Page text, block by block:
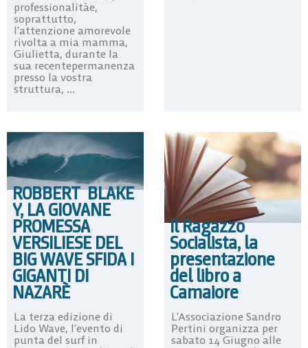
professionalitàe,
soprattutto,
l’attenzione amorevole
rivolta a mia mamma,
Giulietta, durante la
sua recentepermanenza
presso la vostra
struttura, ...
ROBBERT BLAKE
Y, LA GIOVANE
PROMESSA
VERSILIESE DEL
BIG WAVE SFIDA I
GIGANTI DI
NAZARÈ
La terza edizione di
Lido Wave, l’evento di
punta del surf in
Il Ragazzo
Socialista, la
presentazione
del libro a
Camaiore
L’Associazione Sandro
Pertini organizza per
sabato 14 Giugno alle